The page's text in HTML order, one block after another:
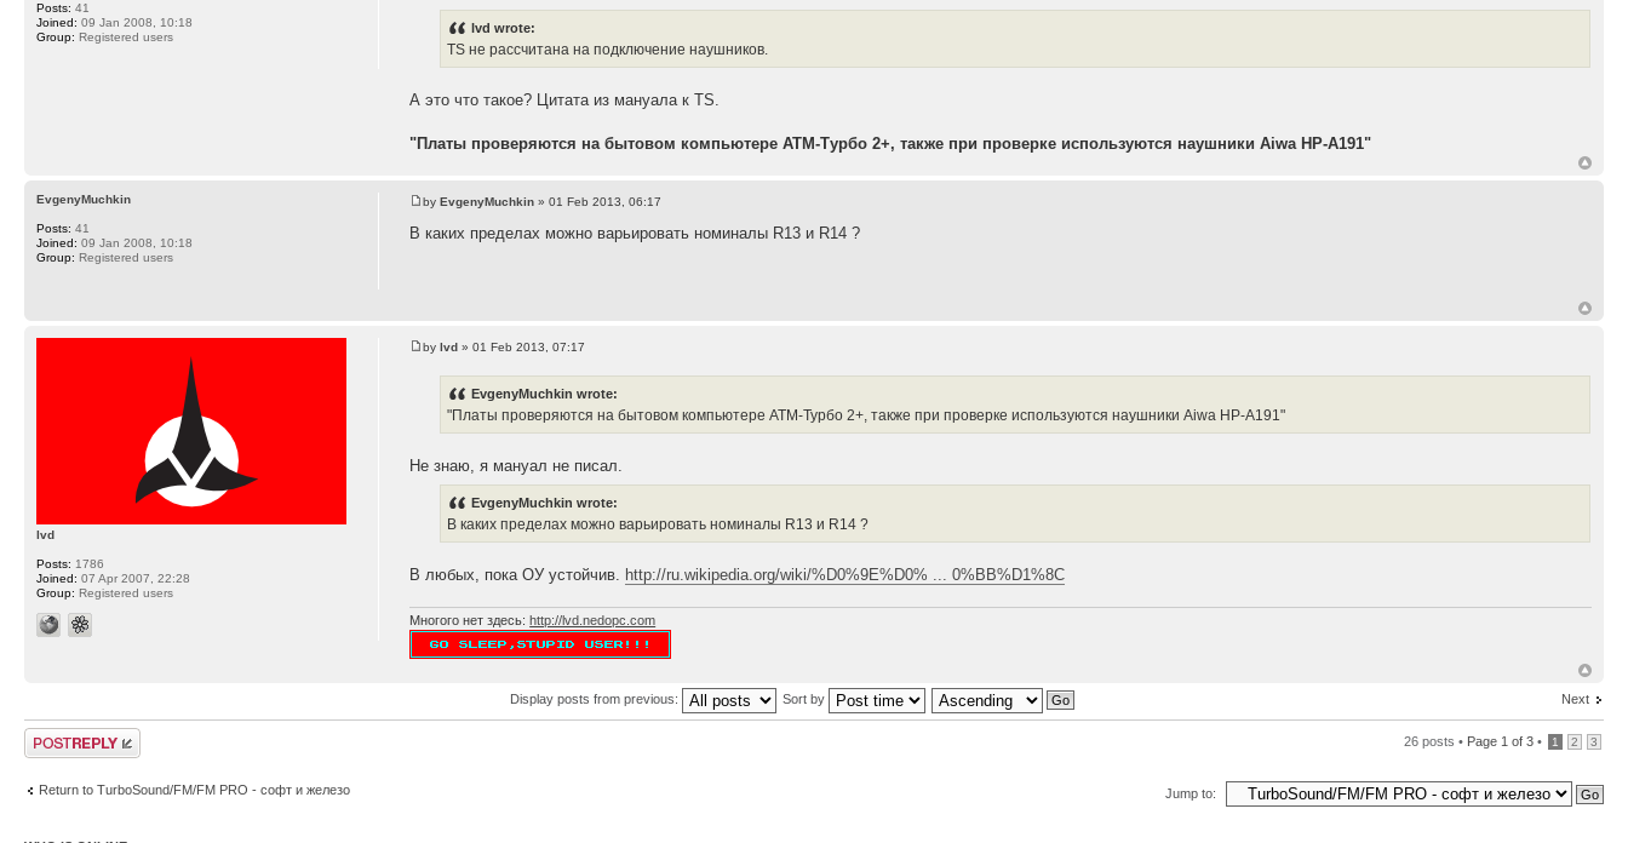
lvd wrote:
TS не рассчитана на подключение наушников.
А это что такое? Цитата из мануала к TS.
"Платы проверяются на бытовом компьютере АТМ-Турбо 2+, также при проверке используются наушники Aiwa HP-A191"
Posts: 41
Joined: 09 Jan 2008, 10:18
Group: Registered users
byEvgenyMuchkin » 01 Feb 2013, 06:17
В каких пределах можно варьировать номиналы R13 и R14 ?
EvgenyMuchkin
Posts: 41
Joined: 09 Jan 2008, 10:18
Group: Registered users
bylvd » 01 Feb 2013, 07:17
EvgenyMuchkin wrote:
"Платы проверяются на бытовом компьютере АТМ-Турбо 2+, также при проверке используются наушники Aiwa HP-A191"
Не знаю, я мануал не писал.
EvgenyMuchkin wrote:
В каких пределах можно варьировать номиналы R13 и R14 ?
В любых, пока ОУ устойчив. http://ru.wikipedia.org/wiki/%D0%9E%D0% ... 0%BB%D1%8C
Многого нет здесь:http://lvd.nedopc.com
lvd
Posts: 1786
Joined: 07 Apr 2007, 22:28
Group: Registered users
Next
Display posts from previous: Sort by
Post a reply 26 posts • Page 1 of 3 • 1 2 3
Return to TurboSound/FM/FM PRO - софт и железо Jump to: